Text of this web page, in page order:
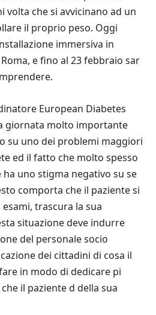
volta che si avvicinano ad un
il proprio peso. Oggi
immersiva in
e fino al 23 febbraio sar
European Diabetes
giornata molto importante
su uno dei problemi maggiori
ed il fatto che molto spesso
uno stigma negativo su se
comporta che il paziente si
trascura la sua
situazione deve indurre
del personale socio
dei cittadini di cosa il
in modo di dedicare pi
il paziente d della sua